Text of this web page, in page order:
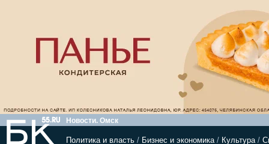
Новости. Омск
Политика и власть / Бизнес и экономика/ Культура/